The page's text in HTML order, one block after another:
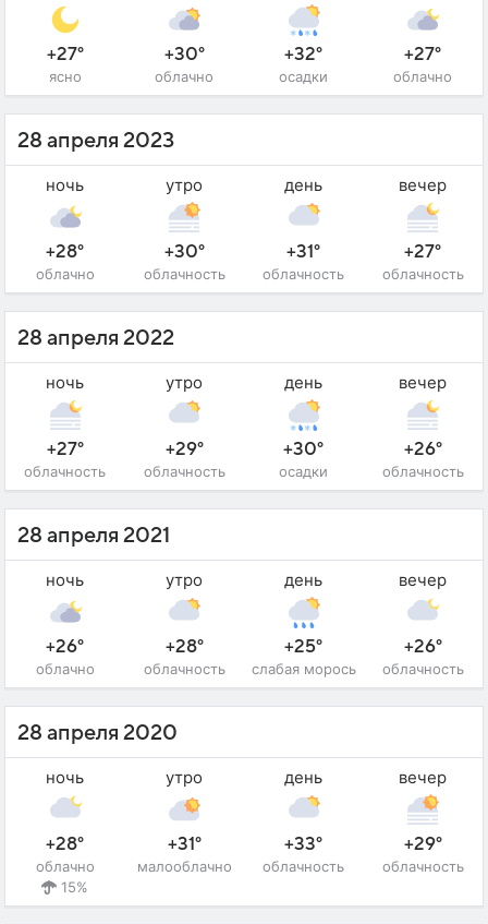
+27°
ясно
+30°
облачно
+32°
осадки
+27°
облачно
28 апреля 2023
ночь
+28°
облачно
утро
+30°
облачность
день
+31°
облачность
вечер
+27°
облачность
28 апреля 2022
ночь
+27°
облачность
утро
+29°
облачность
день
+30°
осадки
вечер
+26°
облачность
28 апреля 2021
ночь
+26°
облачно
утро
+28°
облачность
день
+25°
слабая морось
вечер
+26°
облачность
28 апреля 2020
ночь
+28°
облачно
15%
утро
+31°
малооблачно
день
+33°
облачность
вечер
+29°
облачность